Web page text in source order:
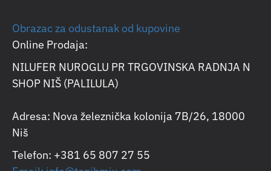
Obrazac za odustanak od kupovine
Online Prodaja:
NILUFER NUROGLU PR TRGOVINSKA RADNJA N
SHOP NIŠ (PALILULA)
Adresa: Nova železnička kolonija 7B/26, 18000
Niš
Telefon: +381 65 807 27 55